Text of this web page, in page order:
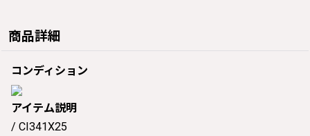
商品詳細
コンディション
アイテム説明
/ CI341X25